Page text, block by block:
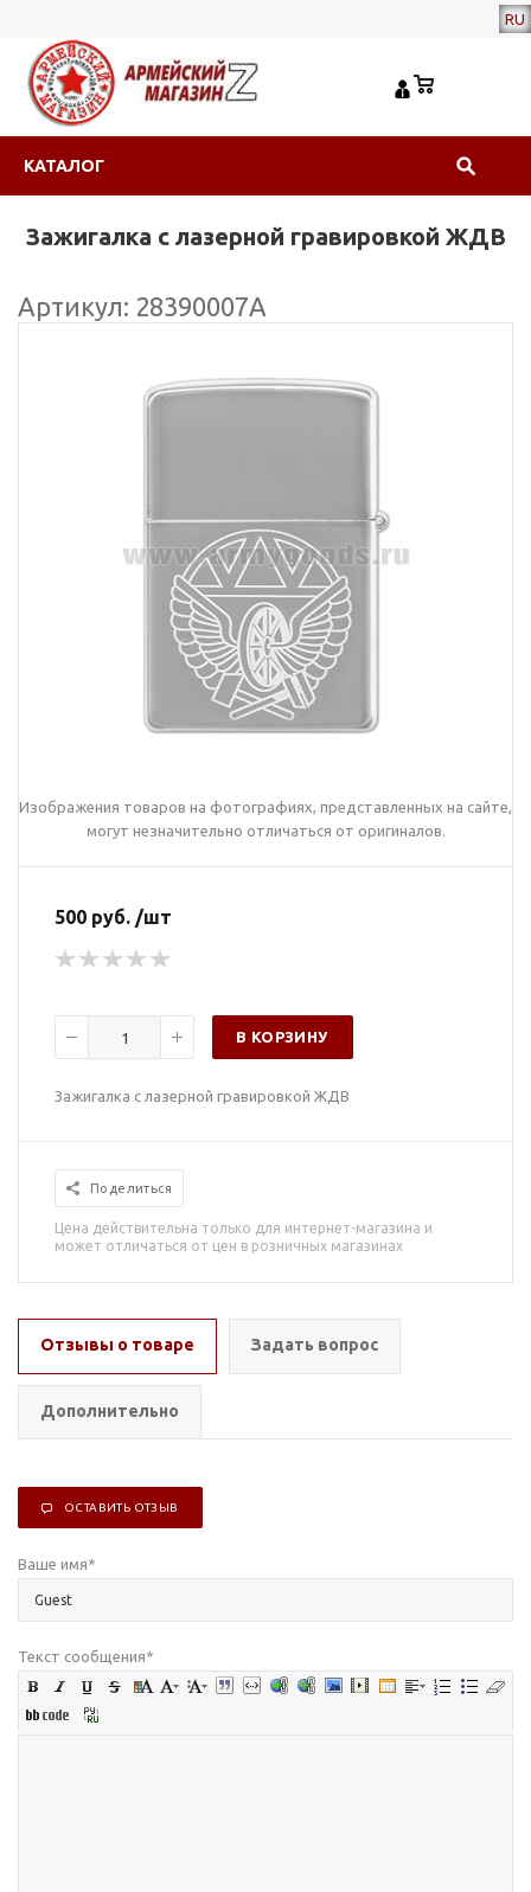
RU
КАТАЛОГ
Зажигалка с лазерной гравировкой ЖДВ
Артикул: 28390007А
Изображения товаров на фотографиях, представленных на сайте,
могут незначительно отличаться от оригиналов.
500 руб. /шт
В КОРЗИНУ
Зажигалка с лазерной гравировкой ЖДВ
Поделиться
Цена действительна только для интернет-магазина и
может отличаться от цен в розничных магазинах
Отзывы о товаре Задать вопрос
Дополнительно
ОСТАВИТЬ ОТЗЫВ
Ваше имя*
Текст сообщения*